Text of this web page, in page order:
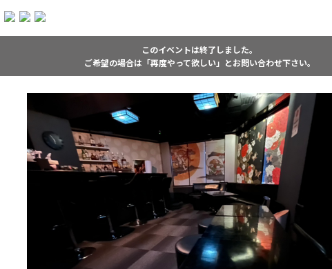
このイベントは終了しました。
ご希望の場合は「再度やって欲しい」とお問い合わせ下さい。